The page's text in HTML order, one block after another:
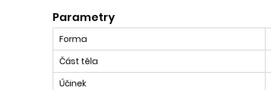
Parametry
Forma
Část těla
Účinek